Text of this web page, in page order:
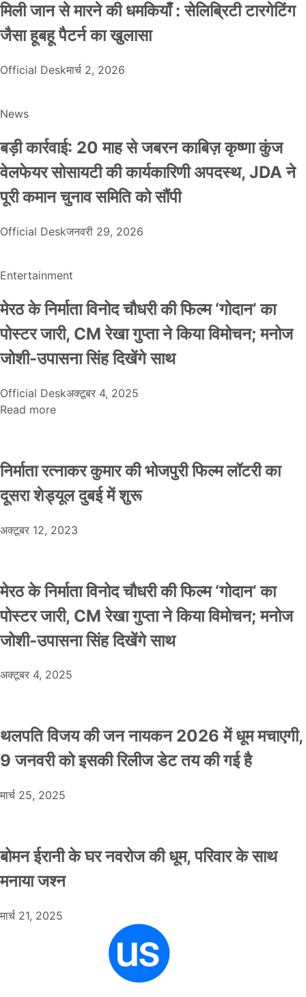
मिली जान से मारने की धमकियाँ : सेलिब्रिटी टारगेटिंग
जैसा हूबहू पैटर्न का खुलासा
Official Deskमार्च 2, 2026
News
बड़ी कार्रवाई: 20 माह से जबरन काबिज़ कृष्णा कुंज
वेलफेयर सोसायटी की कार्यकारिणी अपदस्थ, JDA ने
पूरी कमान चुनाव समिति को सौंपी
Official Deskजनवरी 29, 2026
Entertainment
मेरठ के निर्माता विनोद चौधरी की फिल्म ‘गोदान’ का
पोस्टर जारी, CM रेखा गुप्ता ने किया विमोचन; मनोज
जोशी-उपासना सिंह दिखेंगे साथ
Official Deskअक्टूबर 4, 2025
Read more
निर्माता रत्नाकर कुमार की भोजपुरी फिल्म लॉटरी का
दूसरा शेड्यूल दुबई में शुरू
अक्टूबर 12, 2023
मेरठ के निर्माता विनोद चौधरी की फिल्म ‘गोदान’ का
पोस्टर जारी, CM रेखा गुप्ता ने किया विमोचन; मनोज
जोशी-उपासना सिंह दिखेंगे साथ
अक्टूबर 4, 2025
थलपति विजय की जन नायकन 2026 में धूम मचाएगी,
9 जनवरी को इसकी रिलीज डेट तय की गई है
मार्च 25, 2025
बोमन ईरानी के घर नवरोज की धूम, परिवार के साथ
मनाया जश्न
मार्च 21, 2025